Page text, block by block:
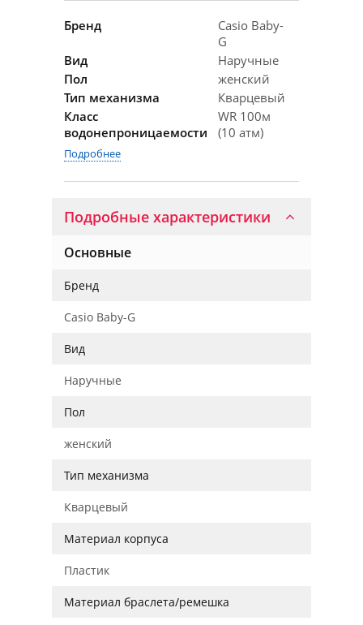
Бренд
Casio Baby-
G
Вид
Наручные
Пол
женский
Тип механизма
Кварцевый
Класс
водонепроницаемости
WR 100м
(10 атм)
Подробнее
Подробные характеристики
Основные
Бренд
Casio Baby-G
Вид
Наручные
Пол
женский
Тип механизма
Кварцевый
Материал корпуса
Пластик
Материал браслета/ремешка